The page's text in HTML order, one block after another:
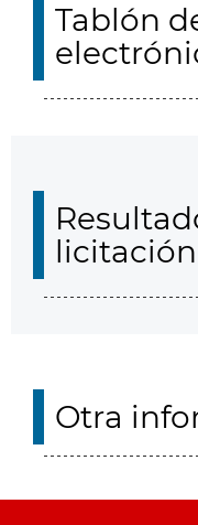
Tablón
licitación
Otra